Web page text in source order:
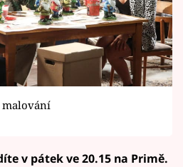
malování
v pátek ve 20.15 na Primě.